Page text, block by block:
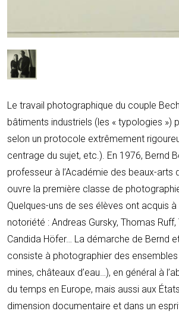
Le travail photographique du couple
bâtiments industriels (les « typologies »)
selon un protocole extrêmement
centrage du sujet, etc.). En 1976, Bernd
professeur à l’Académie des beaux-arts
ouvre la première classe de
Quelques-uns de ses élèves ont acquis à
notoriété : Andreas Gursky, Thomas
Candida Höfer… La démarche de Bernd
consiste à photographier des ensembles
mines, châteaux d’eau…), en général à
du temps en Europe, mais aussi aux
dimension documentaire et dans un